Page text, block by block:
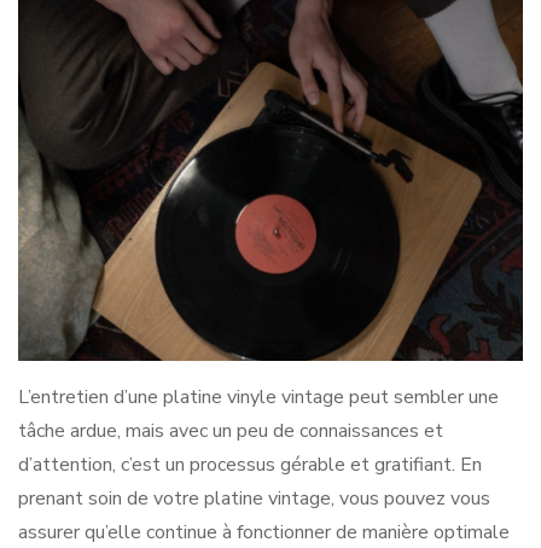
L’entretien d’une platine vinyle vintage peut sembler une
tâche ardue, mais avec un peu de connaissances et
d’attention, c’est un processus gérable et gratifiant. En
prenant soin de votre platine vintage, vous pouvez vous
assurer qu’elle continue à fonctionner de manière optimale